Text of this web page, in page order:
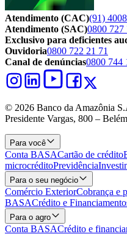
Atendimento (CAC)(91)
Atendimento (SAC)0800 727
Exclusivo para deficientes
Ouvidoria0800 722 21 71
Canal de denúncias0800 744
© 2026 Banco da Amazônia
Presidente Vargas, 800 –
Para você
Conta BASACartão de crédito
microcréditoPrevidência
Para o seu negócio
Comércio ExteriorCobrança e
BASACrédito e
Para o agro
Conta BASACrédito e